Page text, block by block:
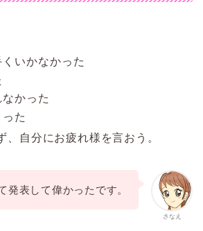
いかなかった
かった
た
、自分にお疲れ様を言おう。
さなえ
発表して偉かったです。